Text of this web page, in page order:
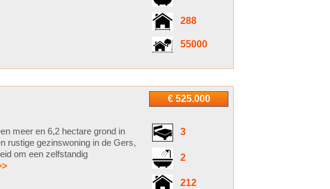
288
55000
€ 525.000
3
2
212
meer en 6,2 hectare grond in
rustige gezinswoning in de Gers,
om een zelfstandig